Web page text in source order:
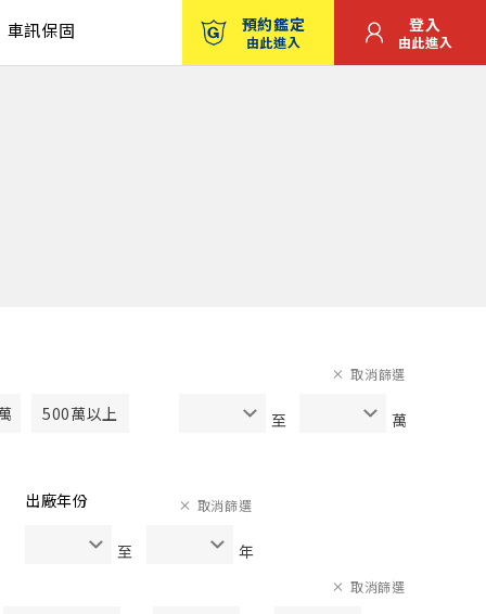
車訊保固 預約鑑定
由此進入
登入
由此進入
500萬以上 至 萬
取消篩選
出廠年份
至 年
取消篩選
取消篩選